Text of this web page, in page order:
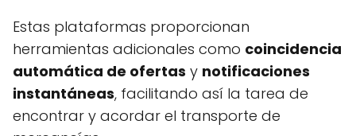
Estas plataformas proporcionan
herramientas adicionales como coincidencia
automática de ofertas y notificaciones
instantáneas, facilitando así la tarea de
encontrar y acordar el transporte de